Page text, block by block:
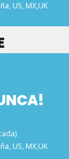
US, MX,UK
US, MX,UK